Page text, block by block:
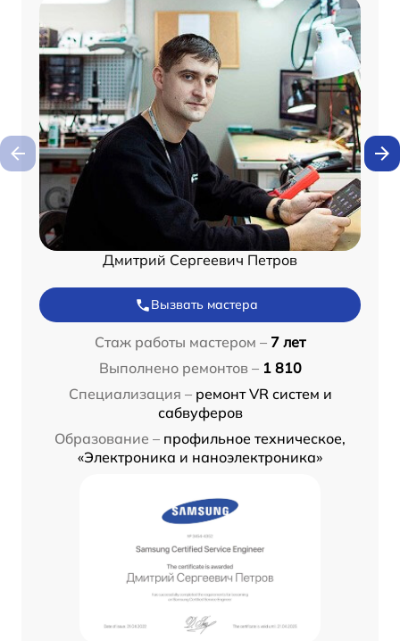
Дмитрий Сергеевич Петров
Вызвать мастера
Стаж работы мастером – 7 лет
Выполнено ремонтов – 1 810
Специализация – ремонт VR систем и
сабвуферов
Образование – профильное техническое,
«Электроника и наноэлектроника»